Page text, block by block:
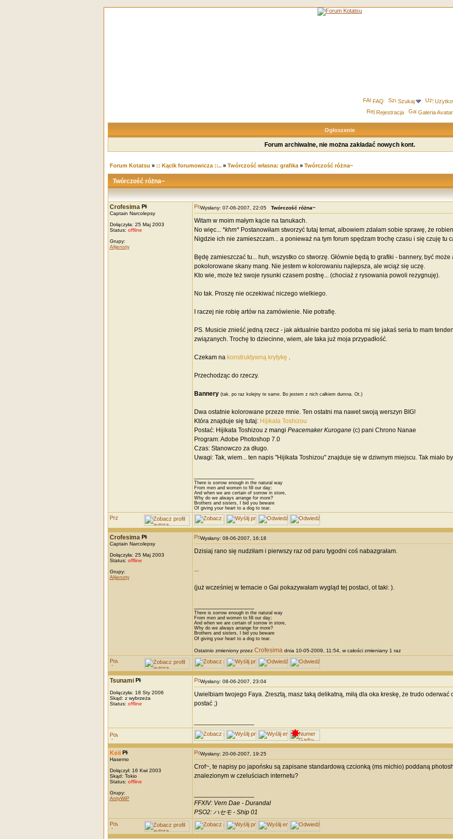
FAQ Szukaj
Rejestracja
Galeria
Ogłoszenie
Forum archiwalne, nie można zakładać nowych kont.
Forum Kotatsu » :: Kącik forumowicza ::..» Twórczość własna: grafika» Twórczość różna~
Twórczość różna~
Crofesima
Captain Narcolepsy
Dołączyła: 25 Maj 2003
Status: offline
Grupy:
Alijenoty
Wysłany: 07-06-2007, 22:05 Twórczość różna~
Witam w moim małym kącie na tanukach.
No więc... *khm*Postanowiłam stworzyć tutaj temat, albowiem zdałam sobie sprawę, że
Nigdzie ich nie zamieszczam... a ponieważ na tym forum spędzam trochę czasu i się czuję tu
Będę zamieszczać tu... huh, wszystko co stworzę. Głównie będą to grafiki - bannery, być
pokolorowane skany mang. Nie jestem w kolorowaniu najlepsza, ale wciąż się uczę.
Kto wie, może też swoje rysunki czasem postnę... (chociaż z rysowania powoli rezygnuję).
No tak. Proszę nie oczekiwać niczego wielkiego.
I raczej nie robię artów na zamówienie. Nie potrafię.
PS. Musicie znieść jedną rzecz - jak aktualnie bardzo podoba mi się jakaś seria to mam
związanych. Trochę to dziecinne, wiem, ale taka już moja przypadłość.
Czekam na konstruktywną krytykę .
Przechodząc do rzeczy.
Bannery (tak, po raz kolejny te same. Bo jestem z nich całkiem dumna. Ot.)
Dwa ostatnie kolorowane przeze mnie. Ten ostatni ma nawet swoją werszyn BIG!
Która znajduje się tutaj: Hijikata Toshizou
Postać: Hijikata Toshizou z mangi Peacemaker Kurogane(c) pani Chrono Nanae
Program: Adobe Photoshop 7.0
Czas: Stanowczo za długo.
Uwagi: Tak, wiem... ten napis "Hijikata Toshizou" znajduje się w dziwnym miejscu. Tak miało
There is sorrow enough in the natural way
From men and women to fill our day;
And when we are certain of sorrow in store,
Why do we always arrange for more?
Brothers and sisters, I bid you beware
Of giving your heart to a dog to tear.
Crofesima
Captain Narcolepsy
Dołączyła: 25 Maj 2003
Status: offline
Grupy:
Alijenoty
Wysłany: 08-06-2007, 16:18
Dzisiaj rano się nudziłam i pierwszy raz od paru tygodni coś nabazgrałam.
...
(już wcześniej w temacie o Gai pokazywałam wygląd tej postaci, ot taki: ).
There is sorrow enough in the natural way
From men and women to fill our day;
And when we are certain of sorrow in store,
Why do we always arrange for more?
Brothers and sisters, I bid you beware
Of giving your heart to a dog to tear.
Ostatnio zmieniony przez Crofesima dnia 10-05-2009, 11:54, w całości zmieniany 1 raz
Tsunami
Dołączyła: 18 Sty 2006
Skąd: z wybrzeża
Status: offline
Wysłany: 08-06-2007, 23:04
Uwielbiam twojego Faya. Zresztą, masz taką delikatną, miłą dla oka kreskę, że trudo
postać ;)
Keii
Hasemo
Dołączył: 16 Kwi 2003
Skąd: Tokio
Status: offline
Grupy:
AntyWiP
Wysłany: 20-06-2007, 19:25
Crof~, te napisy po japońsku są zapisane standardową czcionką (ms michio) poddaną
znalezionym w czeluściach internetu?
FFXIV: Vern Dae - Durandal
PSO2: ハセモ - Ship 01